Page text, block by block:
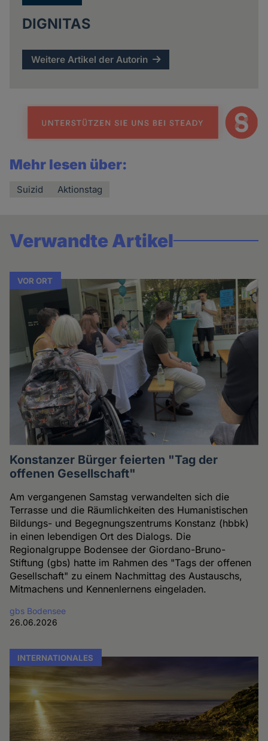
DIGNITAS
Weitere Artikel der Autorin
Mehr lesen über:
Suizid Aktionstag
Verwandte Artikel
VOR ORT
Konstanzer Bürger feierten "Tag der
offenen Gesellschaft"
Am vergangenen Samstag verwandelten sich die
Terrasse und die Räumlichkeiten des Humanistischen
Bildungs- und Begegnungszentrums Konstanz (hbbk)
in einen lebendigen Ort des Dialogs. Die
Regionalgruppe Bodensee der Giordano-Bruno-
Stiftung (gbs) hatte im Rahmen des "Tags der offenen
Gesellschaft" zu einem Nachmittag des Austauschs,
Mitmachens und Kennenlernens eingeladen.
gbs Bodensee
26.06.2026
INTERNATIONALES